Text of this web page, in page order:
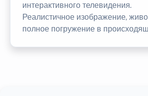
интерактивного телевидения.
Реалистичное изображение,
полное погружение в